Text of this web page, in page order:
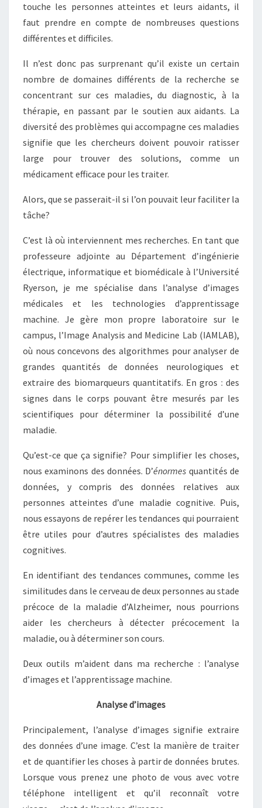
touche les personnes atteintes et leurs aidants, il
faut prendre en compte de nombreuses questions
différentes et difficiles.
Il n’est donc pas surprenant qu’il existe un certain
nombre de domaines différents de la recherche se
concentrant sur ces maladies, du diagnostic, à la
thérapie, en passant par le soutien aux aidants. La
diversité des problèmes qui accompagne ces maladies
signifie que les chercheurs doivent pouvoir ratisser
large pour trouver des solutions, comme un
médicament efficace pour les traiter.
Alors, que se passerait-il si l’on pouvait leur faciliter la
tâche?
C’est là où interviennent mes recherches. En tant que
professeure adjointe au Département d’ingénierie
électrique, informatique et biomédicale à l’Université
Ryerson, je me spécialise dans l’analyse d’images
médicales et les technologies d’apprentissage
machine. Je gère mon propre laboratoire sur le
campus, l’Image Analysis and Medicine Lab (IAMLAB),
où nous concevons des algorithmes pour analyser de
grandes quantités de données neurologiques et
extraire des biomarqueurs quantitatifs. En gros : des
signes dans le corps pouvant être mesurés par les
scientifiques pour déterminer la possibilité d’une
maladie.
Qu’est-ce que ça signifie? Pour simplifier les choses,
nous examinons des données. D’énormes quantités de
données, y compris des données relatives aux
personnes atteintes d’une maladie cognitive. Puis,
nous essayons de repérer les tendances qui pourraient
être utiles pour d’autres spécialistes des maladies
cognitives.
En identifiant des tendances communes, comme les
similitudes dans le cerveau de deux personnes au stade
précoce de la maladie d’Alzheimer, nous pourrions
aider les chercheurs à détecter précocement la
maladie, ou à déterminer son cours.
Deux outils m’aident dans ma recherche : l’analyse
d’images et l’apprentissage machine.
Analyse d’images
Principalement, l’analyse d’images signifie extraire
des données d’une image. C’est la manière de traiter
et de quantifier les choses à partir de données brutes.
Lorsque vous prenez une photo de vous avec votre
téléphone intelligent et qu’il reconnaît votre